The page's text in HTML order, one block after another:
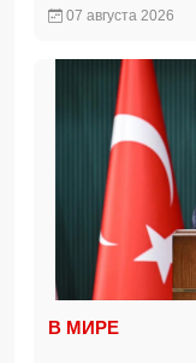
07 августа 2026
В МИРЕ